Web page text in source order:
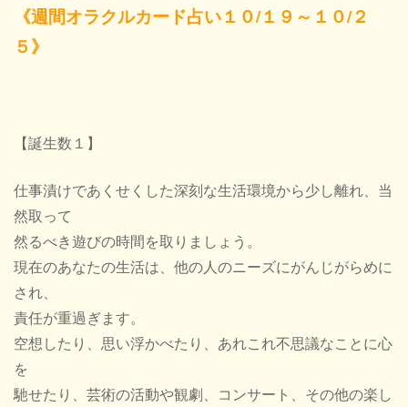
《週間オラクルカード占い１０/１９～１０/２
５》
【誕生数１】
仕事漬けであくせくした深刻な生活環境から少し離れ、当
然取って
然るべき遊びの時間を取りましょう。
現在のあなたの生活は、他の人のニーズにがんじがらめに
され、
責任が重過ぎます。
空想したり、思い浮かべたり、あれこれ不思議なことに心
を
馳せたり、芸術の活動や観劇、コンサート、その他の楽し